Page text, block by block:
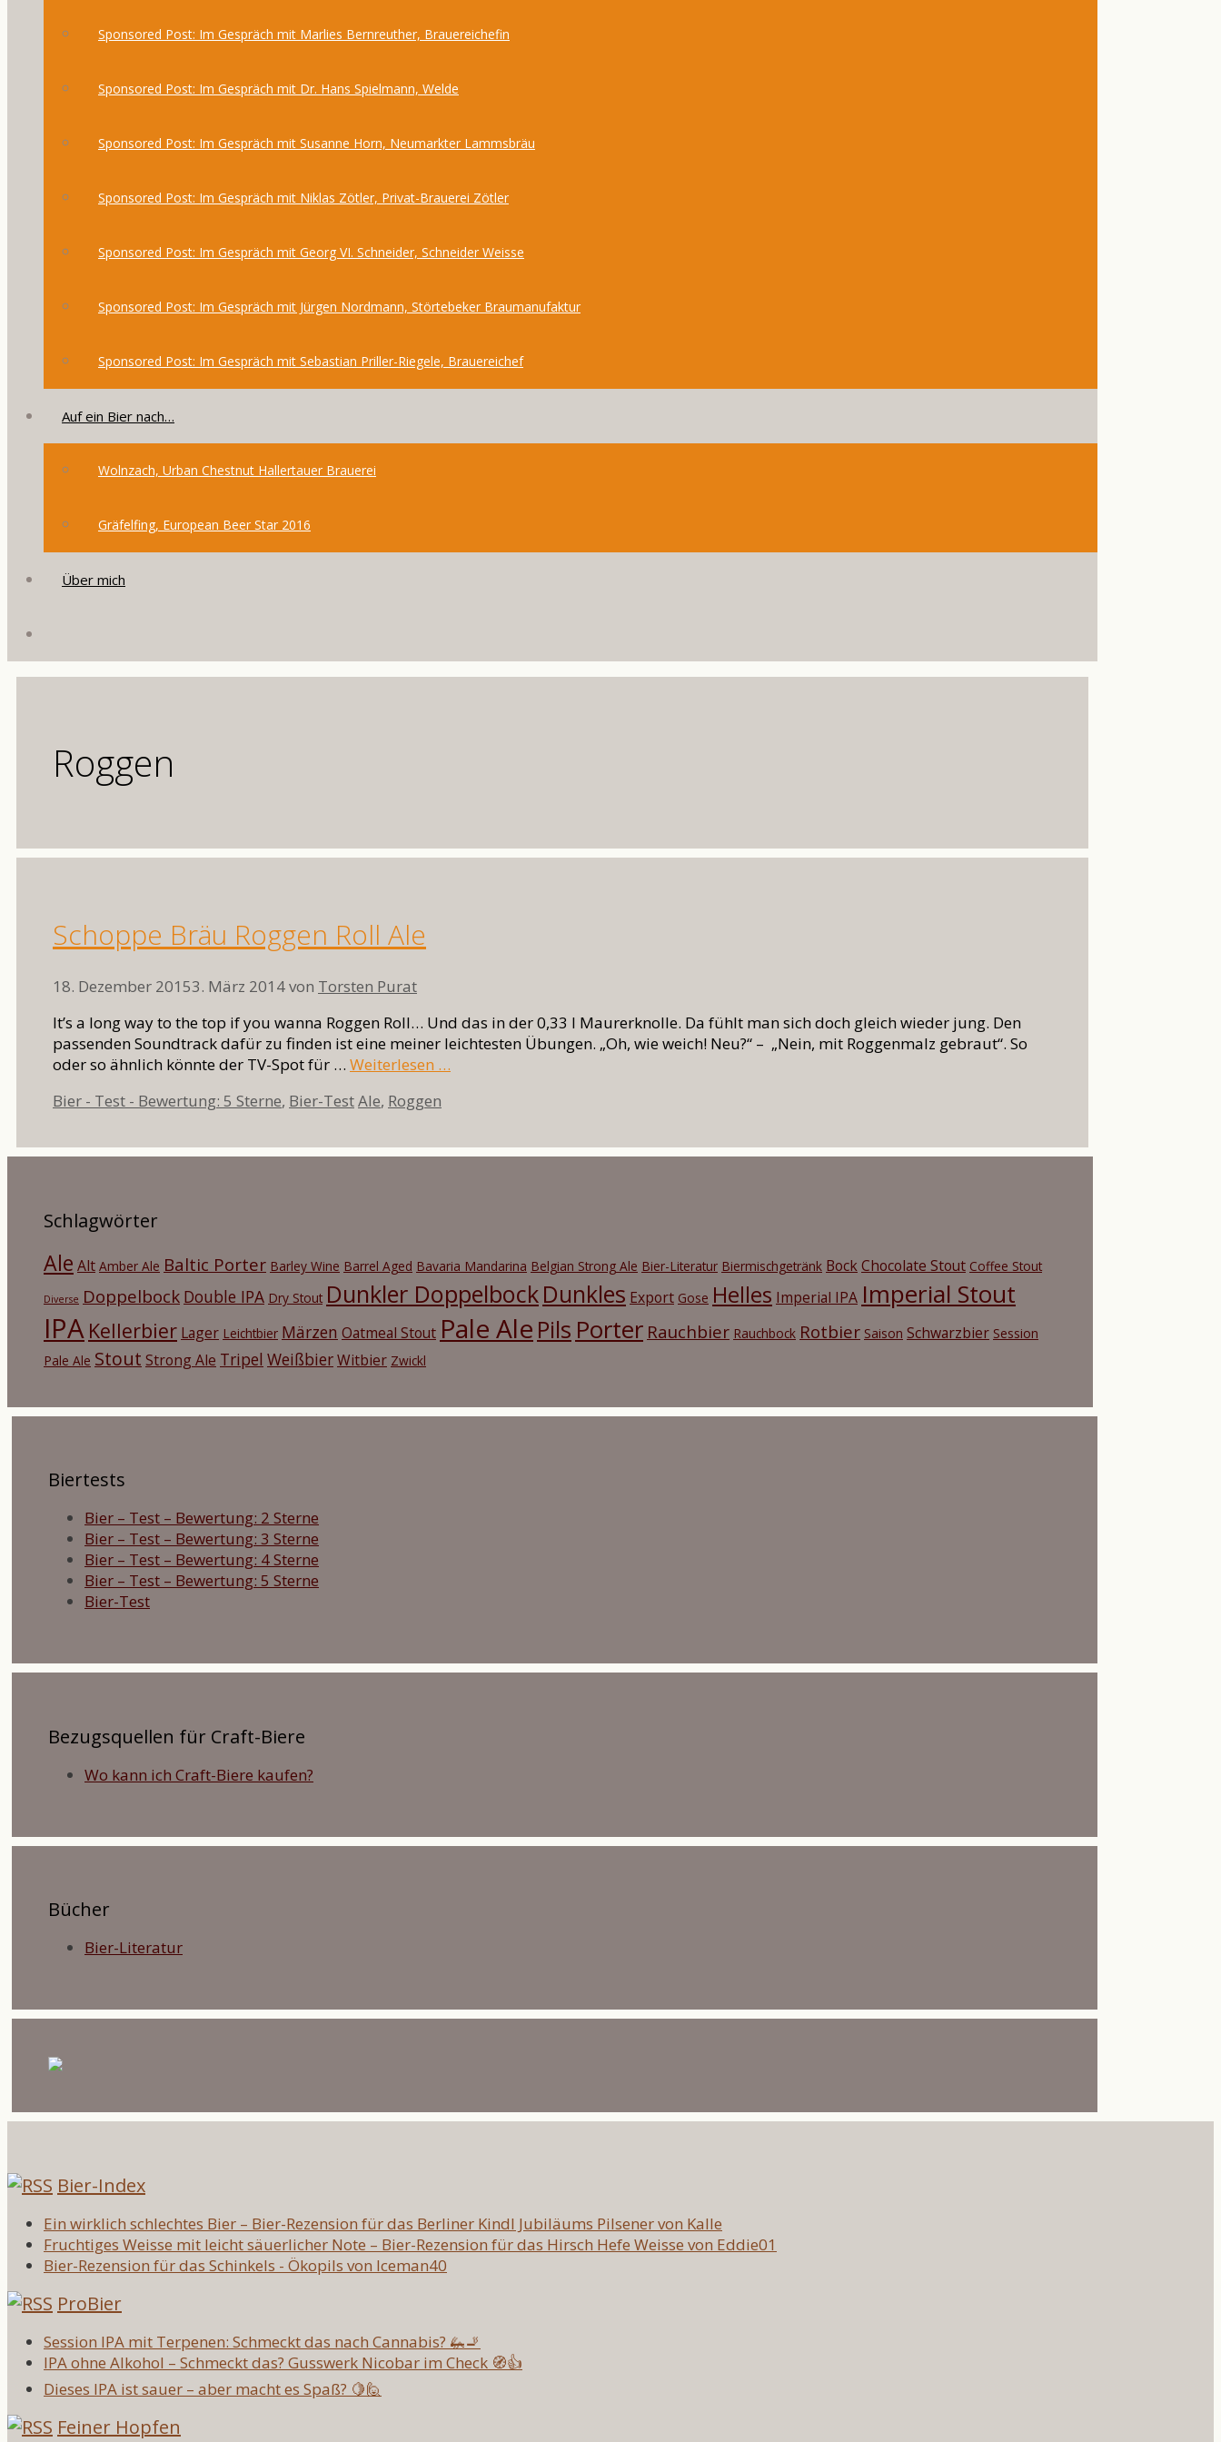
Sponsored Post: Im Gespräch mit Marlies Bernreuther, Brauereichefin
Sponsored Post: Im Gespräch mit Dr. Hans Spielmann, Welde
Sponsored Post: Im Gespräch mit Susanne Horn, Neumarkter Lammsbräu
Sponsored Post: Im Gespräch mit Niklas Zötler, Privat-Brauerei Zötler
Sponsored Post: Im Gespräch mit Georg VI. Schneider, Schneider Weisse
Sponsored Post: Im Gespräch mit Jürgen Nordmann, Störtebeker Braumanufaktur
Sponsored Post: Im Gespräch mit Sebastian Priller-Riegele, Brauereichef
Auf ein Bier nach…
Wolnzach, Urban Chestnut Hallertauer Brauerei
Gräfelfing, European Beer Star 2016
Über mich
Roggen
Schoppe Bräu Roggen Roll Ale
18. Dezember 20153. März 2014von Torsten Purat
It’s a long way to the top if you wanna Roggen Roll… Und das in der 0,33 l Maurerknolle. Da fühlt man sich doch gleich wieder jung. Den
passenden Soundtrack dafür zu finden ist eine meiner leichtesten Übungen. „Oh, wie weich! Neu?“ – „Nein, mit Roggenmalz gebraut“. So
oder so ähnlich könnte der TV-Spot für … Weiterlesen …
Kategorien
Bier - Test - Bewertung: 5 Sterne, Bier-TestSchlagwörter
Ale, Roggen
Schlagwörter
Ale Alt Amber Ale Baltic Porter Barley Wine Barrel Aged Bavaria Mandarina Belgian Strong Ale Bier-Literatur Biermischgetränk BockChocolate Stout Coffee Stout
Diverse Doppelbock Double IPA Dry Stout Dunkler DoppelbockDunkles Export Gose Helles Imperial IPA Imperial Stout
IPA Kellerbier Lager Leichtbier Märzen Oatmeal Stout Pale Ale Pils Porter Rauchbier Rauchbock Rotbier Saison Schwarzbier Session
Pale Ale Stout Strong Ale Tripel WeißbierWitbier Zwickl
Biertests
Bier – Test – Bewertung: 2 Sterne
Bier – Test – Bewertung: 3 Sterne
Bier – Test – Bewertung: 4 Sterne
Bier – Test – Bewertung: 5 Sterne
Bier-Test
Bezugsquellen für Craft-Biere
Wo kann ich Craft-Biere kaufen?
Bücher
Bier-Literatur
Bier-Index
Ein wirklich schlechtes Bier – Bier-Rezension für das Berliner Kindl Jubiläums Pilsener von Kalle
Fruchtiges Weisse mit leicht säuerlicher Note – Bier-Rezension für das Hirsch Hefe Weisse von Eddie01
Bier-Rezension für das Schinkels - Ökopils von Iceman40
ProBier
Session IPA mit Terpenen: Schmeckt das nach Cannabis? 🦗🚬
IPA ohne Alkohol – Schmeckt das? Gusswerk Nicobar im Check 🧭👍
Dieses IPA ist sauer – aber macht es Spaß? 🍋🙋
Feiner Hopfen